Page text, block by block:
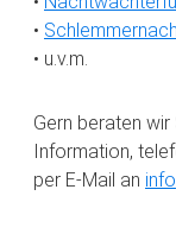
•
• u.v.m.
Gern beraten
Information,
per E-Mail an